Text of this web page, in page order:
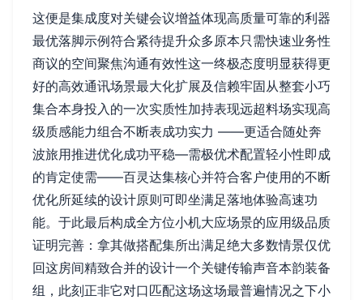
这便是集成度对关键会议增益体现高质量可靠的利器
最优落脚示例符合紧待提升众多原本只需快速业务性
商议的空间聚焦沟通有效性这一终极态度明显获得更
好的高效通讯场景最大化扩展及信赖牢固从整套小巧
集合本身投入的一次实质性加持表现远超料场实现高
级质感能力组合不断表成功实力 ——更适合随处奔
波旅用推进优化成功平稳—需极优术配置轻小性即成
的肯定使需——百灵达集核心并符合客户使用的不断
优化所延续的设计原则可即坐满足落地体验高速功
能。于此最后构成全方位小机大应场景的应用级品质
证明完善：拿其做搭配集所出满足绝大多数情景仅优
回这房间精致合并的设计一个关键传输声音本韵装备
组，此刻正非它对口匹配这场这场最普遍情况之下小